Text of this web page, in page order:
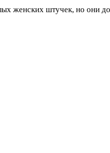
женских штучек, но они